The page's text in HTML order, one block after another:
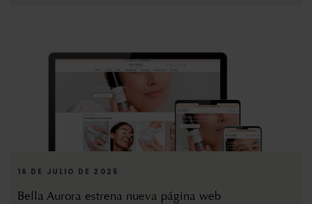
16 DE JULIO DE 2025
Bella Aurora estrena nueva página web